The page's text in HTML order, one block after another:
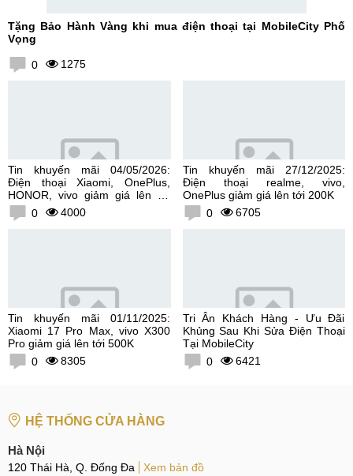
Tặng Bảo Hành Vàng khi mua điện thoại tại MobileCity Phố
Vọng
0 1275
Tin khuyến mãi 04/05/2026:
Điện thoại Xiaomi, OnePlus,
HONOR, vivo giảm giá lên tới
300K0 4000
Tin khuyến mãi 27/12/2025:
Điện thoại realme, vivo,
OnePlus giảm giá lên tới 200K
0
6705
Tin khuyến mãi 01/11/2025:
Xiaomi 17 Pro Max, vivo X300
Pro giảm giá lên tới 500K
0
8305
Tri Ân Khách Hàng - Ưu Đãi
Khủng Sau Khi Sửa Điện Thoại
Tại MobileCity
0
6421
HỆ THỐNG CỬA HÀNG
Hà Nội
120 Thái Hà, Q. Đống Đa
Xem bản đồ